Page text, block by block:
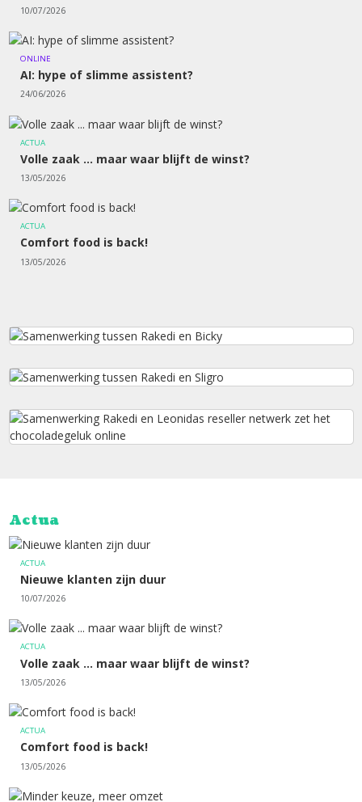
10/07/2026
ONLINE
AI: hype of slimme assistent?
24/06/2026
ACTUA
Volle zaak ... maar waar blijft de winst?
13/05/2026
ACTUA
Comfort food is back!
13/05/2026
Actua
ACTUA
Nieuwe klanten zijn duur
10/07/2026
ACTUA
Volle zaak ... maar waar blijft de winst?
13/05/2026
ACTUA
Comfort food is back!
13/05/2026